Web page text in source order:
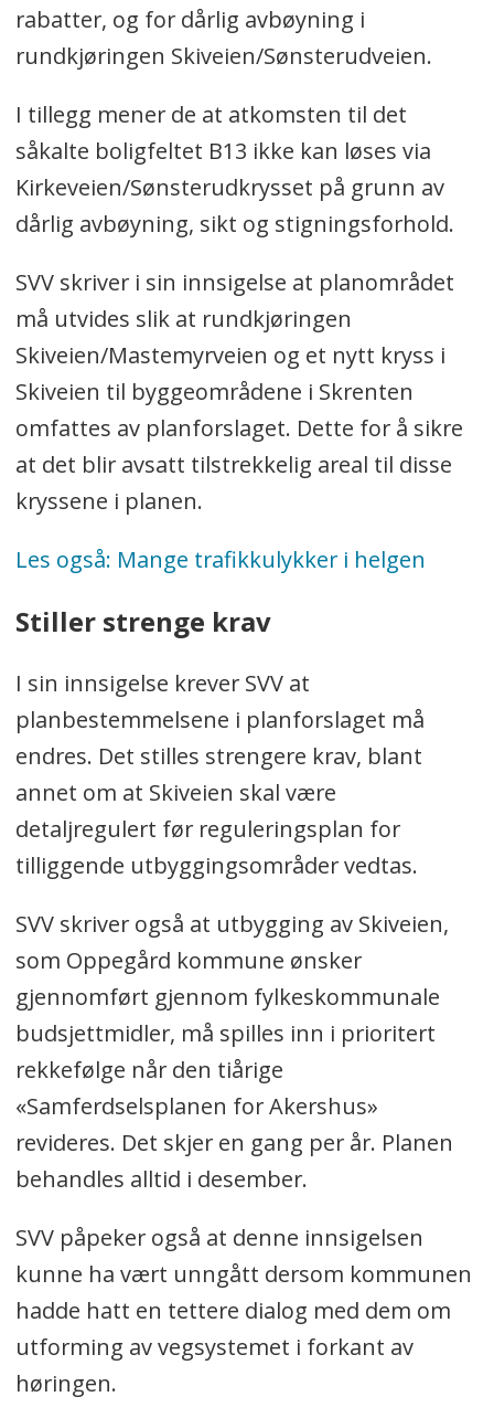
rabatter, og for dårlig avbøyning i
rundkjøringen Skiveien/Sønsterudveien.
I tillegg mener de at atkomsten til det
såkalte boligfeltet B13 ikke kan løses via
Kirkeveien/Sønsterudkrysset på grunn av
dårlig avbøyning, sikt og stigningsforhold.
SVV skriver i sin innsigelse at planområdet
må utvides slik at rundkjøringen
Skiveien/Mastemyrveien og et nytt kryss i
Skiveien til byggeområdene i Skrenten
omfattes av planforslaget. Dette for å sikre
at det blir avsatt tilstrekkelig areal til disse
kryssene i planen.
Les også: Mange trafikkulykker i helgen
Stiller strenge krav
I sin innsigelse krever SVV at
planbestemmelsene i planforslaget må
endres. Det stilles strengere krav, blant
annet om at Skiveien skal være
detaljregulert før reguleringsplan for
tilliggende utbyggingsområder vedtas.
SVV skriver også at utbygging av Skiveien,
som Oppegård kommune ønsker
gjennomført gjennom fylkeskommunale
budsjettmidler, må spilles inn i prioritert
rekkefølge når den tiårige
«Samferdselsplanen for Akershus»
revideres. Det skjer en gang per år. Planen
behandles alltid i desember.
SVV påpeker også at denne innsigelsen
kunne ha vært unngått dersom kommunen
hadde hatt en tettere dialog med dem om
utforming av vegsystemet i forkant av
høringen.